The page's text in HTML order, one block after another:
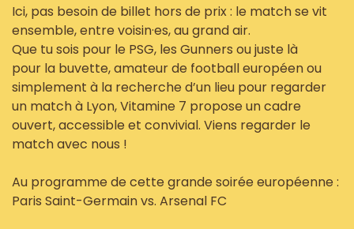
Ici, pas besoin de billet hors de prix : le match se vit
ensemble, entre voisin·es, au grand air.
Que tu sois pour le PSG, les Gunners ou juste là
pour la buvette, amateur de football européen ou
simplement à la recherche d’un lieu pour regarder
un match à Lyon, Vitamine 7 propose un cadre
ouvert, accessible et convivial. Viens regarder le
match avec nous !
Au programme de cette grande soirée européenne :
Paris Saint-Germain vs. Arsenal FC